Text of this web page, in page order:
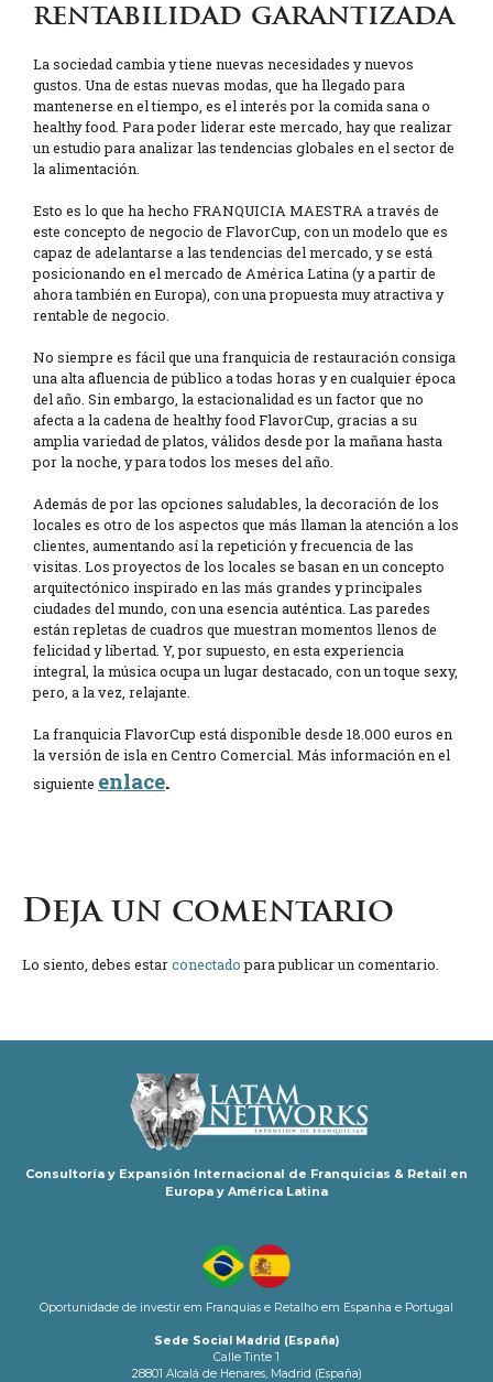
rentabilidad garantizada
La sociedad cambia y tiene nuevas necesidades y nuevos
gustos. Una de estas nuevas modas, que ha llegado para
mantenerse en el tiempo, es el interés por la comida sana o
healthy food. Para poder liderar este mercado, hay que realizar
un estudio para analizar las tendencias globales en el sector de
la alimentación.
Esto es lo que ha hecho FRANQUICIA MAESTRA a través de
este concepto de negocio de FlavorCup, con un modelo que es
capaz de adelantarse a las tendencias del mercado, y se está
posicionando en el mercado de América Latina (y a partir de
ahora también en Europa), con una propuesta muy atractiva y
rentable de negocio.
No siempre es fácil que una franquicia de restauración consiga
una alta afluencia de público a todas horas y en cualquier época
del año. Sin embargo, la estacionalidad es un factor que no
afecta a la cadena de healthy food FlavorCup, gracias a su
amplia variedad de platos, válidos desde por la mañana hasta
por la noche, y para todos los meses del año.
Además de por las opciones saludables, la decoración de los
locales es otro de los aspectos que más llaman la atención a los
clientes, aumentando así la repetición y frecuencia de las
visitas. Los proyectos de los locales se basan en un concepto
arquitectónico inspirado en las más grandes y principales
ciudades del mundo, con una esencia auténtica. Las paredes
están repletas de cuadros que muestran momentos llenos de
felicidad y libertad. Y, por supuesto, en esta experiencia
integral, la música ocupa un lugar destacado, con un toque sexy,
pero, a la vez, relajante.
La franquicia FlavorCup está disponible desde 18.000 euros en
la versión de isla en Centro Comercial. Más información en el
siguiente enlace.
Deja un comentario
Lo siento, debes estarconectadopara publicar un comentario.
Consultoría y Expansión Internacional de Franquicias & Retail en
Europa y América Latina
Oportunidade de investir em Franquias e Retalho em Espanha e Portugal
Sede Social Madrid (España)
Calle Tinte 1
28801 Alcalá de Henares, Madrid (España)